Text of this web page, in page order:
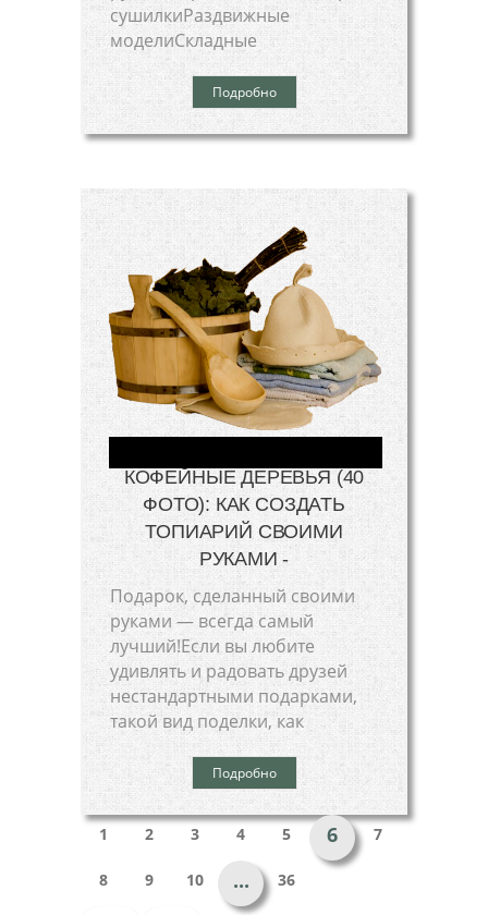
сушилкиРаздвижные
моделиСкладные
Подробно
КОФЕЙНЫЕ ДЕРЕВЬЯ (40
ФОТО): КАК СОЗДАТЬ
ТОПИАРИЙ СВОИМИ
РУКАМИ -
Подарок, сделанный своими
руками — всегда самый
лучший!Если вы любите
удивлять и радовать друзей
нестандартными подарками,
такой вид поделки, как
Подробно
1 2 3 4 5 6 7
8 9 10 ... 36